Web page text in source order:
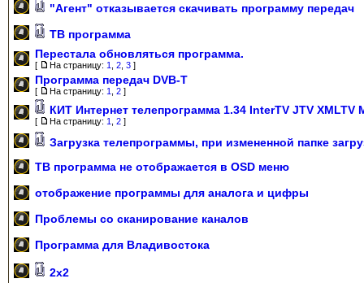
"Агент" отказывается скачивать программу передач
ТВ программа
Перестала обновляться программа.
[ На страницу: 1 2 3 ]
Программа передач DVB-T
[ На страницу: 1 2 ]
КИТ Интернет телепрограмма 1.34 InterTV JTV XMLTV
[ На страницу: 1 2 ]
Загрузка телепрограммы, при измененной папке
ТВ программа не отображается в OSD меню
отображение программы для аналога и цифры
Проблемы со сканирование каналов
Программа для Владивостока
2х2